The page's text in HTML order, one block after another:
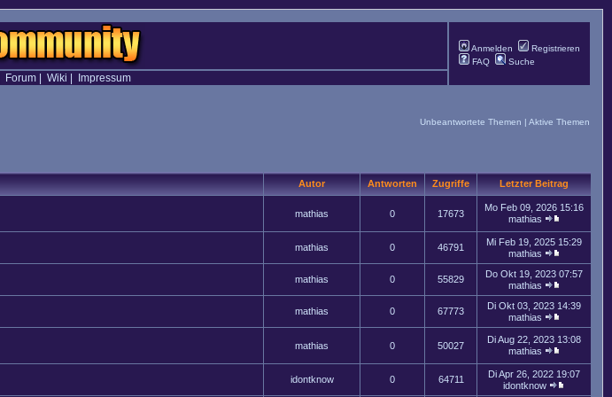
Anmelden
Registrieren
FAQ
Suche
Forum| Wiki Impressum
Unbeantwortete Themen | Aktive Themen
Autor Antworten Zugriffe Letzter Beitrag
mathias 0 17673
Mo Feb 09, 2026 15:16
mathias
mathias 0 46791
Mi Feb 19, 2025 15:29
mathias
mathias 0 55829
Do Okt 19, 2023 07:57
mathias
mathias 0 67773
Di Okt 03, 2023 14:39
mathias
mathias 0 50027
Di Aug 22, 2023 13:08
mathias
idontknow 0 64711
Di Apr 26, 2022 19:07
idontknow